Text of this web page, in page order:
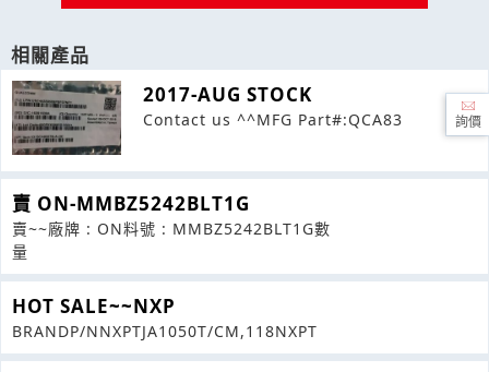
相關產品
2017-AUG STOCK
Contact us ^^MFG Part#:QCA83
賣 ON-MMBZ5242BLT1G
賣~~廠牌 : ON料號 : MMBZ5242BLT1G數
量
HOT SALE~~NXP
BRANDP/NNXPTJA1050T/CM,118NXPT
詢價